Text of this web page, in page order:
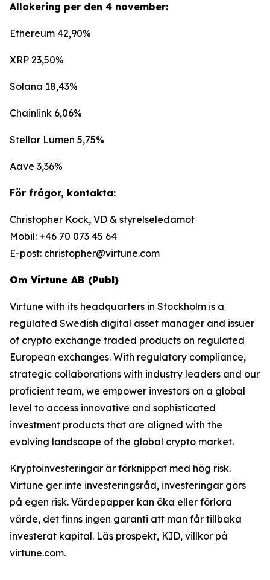
Allokering per den 4 november:
Ethereum 42,90%
XRP 23,50%
Solana 18,43%
Chainlink 6,06%
Stellar Lumen 5,75%
Aave 3,36%
För frågor, kontakta:
Christopher Kock, VD & styrelseledamot
Mobil: +46 70 073 45 64
E-post: christopher@virtune.com
Om Virtune AB (Publ)
Virtune with its headquarters in Stockholm is a
regulated Swedish digital asset manager and issuer
of crypto exchange traded products on regulated
European exchanges. With regulatory compliance,
strategic collaborations with industry leaders and our
proficient team, we empower investors on a global
level to access innovative and sophisticated
investment products that are aligned with the
evolving landscape of the global crypto market.
Kryptoinvesteringar är förknippat med hög risk.
Virtune ger inte investeringsråd, investeringar görs
på egen risk. Värdepapper kan öka eller förlora
värde, det finns ingen garanti att man får tillbaka
investerat kapital. Läs prospekt, KID, villkor på
virtune.com.